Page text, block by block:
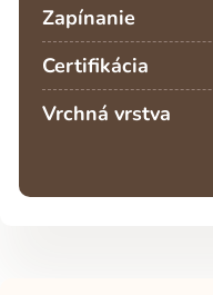
Zapínanie
Certifikácia
Vrchná vrstva